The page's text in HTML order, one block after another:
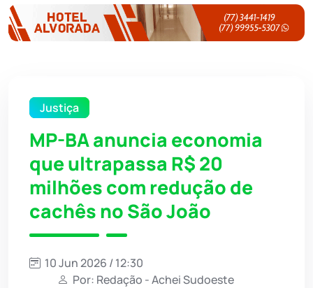
Justiça
MP-BA anuncia economia
que ultrapassa R$ 20
milhões com redução de
cachês no São João
10 Jun 2026 / 12:30
Por: Redação - Achei Sudoeste